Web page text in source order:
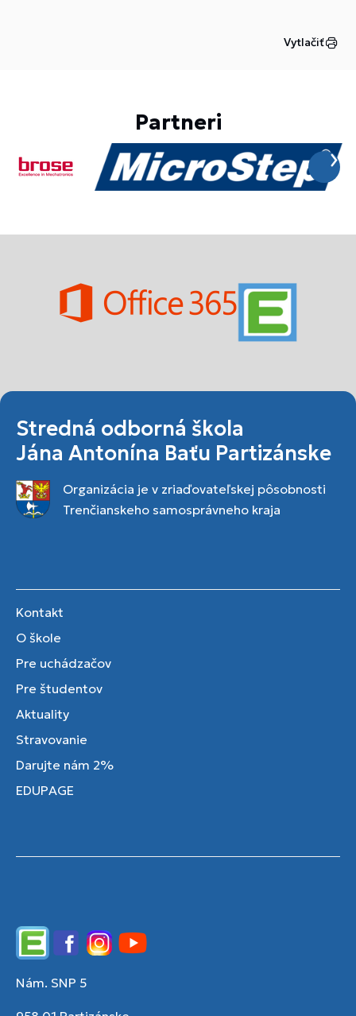
Vytlačiť
Partneri
Stredná odborná škola
Jána Antonína Baťu Partizánske
Organizácia je v zriaďovateľskej pôsobnosti
Trenčianskeho samosprávneho kraja
Kontakt
O škole
Pre uchádzačov
Pre študentov
Aktuality
Stravovanie
Darujte nám 2%
EDUPAGE
EdupageFacebookInstagram
YouTube
Nám. SNP 5